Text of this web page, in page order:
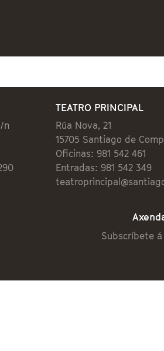
n
TEATRO PRINCIPAL
Rúa Nova, 21
15705 Santiago de
Oficinas: 981 542 461
Entradas: 981 542 349
Subscríbete á